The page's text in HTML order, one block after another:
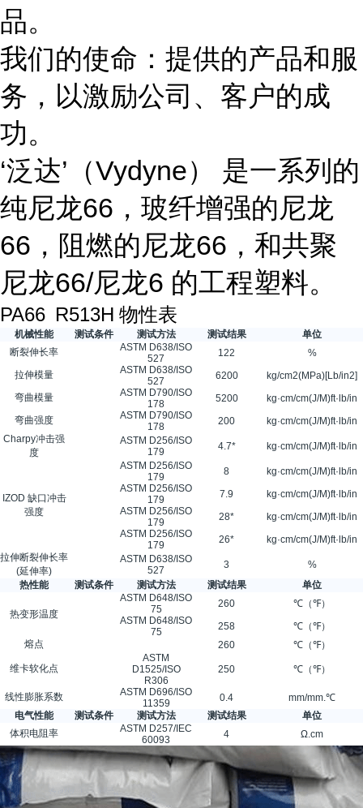
品。
我们的使命：提供的产品和服
务，以激励公司、客户的成
功。
‘泛达’（Vydyne） 是一系列的
纯尼龙66，玻纤增强的尼龙
66，阻燃的尼龙66，和共聚
尼龙66/尼龙6 的工程塑料。
PA66 R513H 物性表
机械性能 测试条件 测试方法 测试结果
单位
断裂伸长率
ASTM D638/ISO
527
122
%
拉伸模量
ASTM D638/ISO
527
6200
kg/cm2(MPa)[Lb/in2]
弯曲模量
ASTM D790/ISO
178
5200
kg·cm/cm(J/M)ft·lb/in
弯曲强度
ASTM D790/ISO
178
200
kg·cm/cm(J/M)ft·lb/in
Charpy冲击强
度
ASTM D256/ISO
179
4.7* kg·cm/cm(J/M)ft·lb/in
IZOD 缺口冲击
强度
ASTM D256/ISO
179
8
kg·cm/cm(J/M)ft·lb/in
ASTM D256/ISO
179
7.9
kg·cm/cm(J/M)ft·lb/in
ASTM D256/ISO
179
28*
kg·cm/cm(J/M)ft·lb/in
ASTM D256/ISO
179
26*
kg·cm/cm(J/M)ft·lb/in
拉伸断裂伸长率
(延伸率)
ASTM D638/ISO
527
3
%
热性能
测试条件 测试方法 测试结果 单位
热变形温度
ASTM D648/ISO
75
260
℃（℉）
ASTM D648/ISO
75
258
℃（℉）
熔点
260 ℃（℉）
维卡软化点
ASTM
D1525/ISO
R306
250 ℃（℉）
线性膨胀系数
ASTM D696/ISO
11359
0.4
mm/mm.℃
电气性能
测试条件 测试方法 测试结果
单位
体积电阻率
ASTM D257/IEC
60093
4 Ω.cm